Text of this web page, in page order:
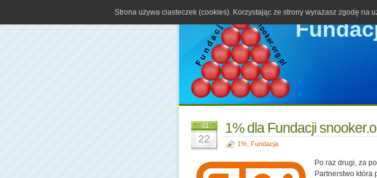
01
22
1% dla Fundacji
1% Fundacja
Po raz drugi, za
Partnerstwo która
Strona używa ciasteczek (cookies). Korzystając ze strony wyrażasz zgodę